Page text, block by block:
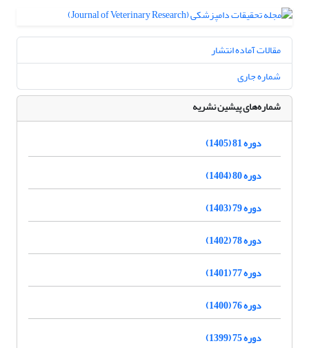
مقالات آماده انتشار
شماره جاری
شماره‌های پیشین نشریه
دوره 81 (1405)
دوره 80 (1404)
دوره 79 (1403)
دوره 78 (1402)
دوره 77 (1401)
دوره 76 (1400)
دوره 75 (1399)